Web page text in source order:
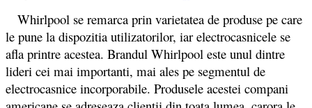
Whirlpool se remarca prin varietatea de produse pe care
le pune la dispozitia utilizatorilor, iar electrocasnicele se
afla printre acestea. Brandul Whirlpool este unul dintre
lideri cei mai importanti, mai ales pe segmentul de
electrocasnice incorporabile. Produsele acestei compani